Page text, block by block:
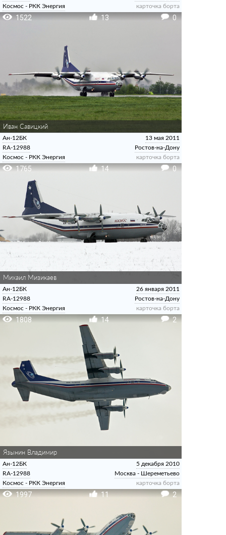
Космос - РКК Энергия
карточка борта
1522 13 0
Иван Савицкий
Ан-12БК
RA-12988
Космос - РКК Энергия
13 мая 2011
Ростов-на-Дону
карточка борта
1765 14 0
Михаил Мизикаев
Ан-12БК
RA-12988
Космос - РКК Энергия
26 января 2011
Ростов-на-Дону
карточка борта
1808 14 2
Язынин Владимир
Ан-12БК
RA-12988
Космос - РКК Энергия
5 декабря 2010
Москва - Шереметьево
карточка борта
1997 11 2